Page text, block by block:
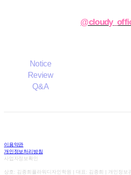
Notice
Review
Q&A
이용약관
개인정보처리방침
사업자정보확인
상호: 김종희플라워디자인학원 | 대표: 김종희 | 개인정